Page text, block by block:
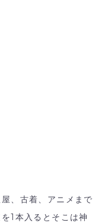
、古着、アニメまで
1本入るとそこは神